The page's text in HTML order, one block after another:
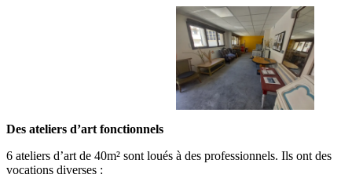
Des ateliers d’art fonctionnels
6 ateliers d’art de 40m² sont loués à des professionnels. Ils ont des
vocations diverses :